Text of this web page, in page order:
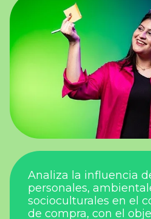
Analiza la influencia
personales,
socioculturales en el
de compra, con el